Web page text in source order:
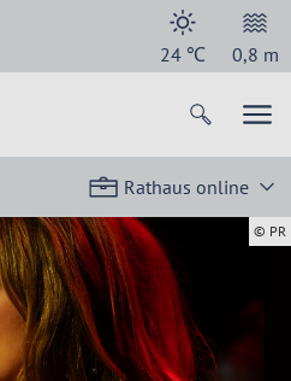
24 ℃ 0,8 m
Rathaus online
© PR